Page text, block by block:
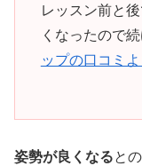
レッスン前と
くなったので
ップの口コミ
姿勢が良くなると